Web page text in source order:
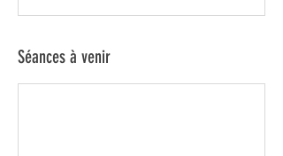
Séances à venir